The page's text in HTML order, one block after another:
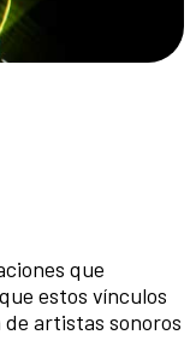
que
estos vínculos
artistas sonoros